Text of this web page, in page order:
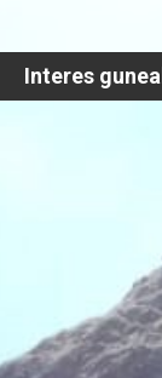
Interes